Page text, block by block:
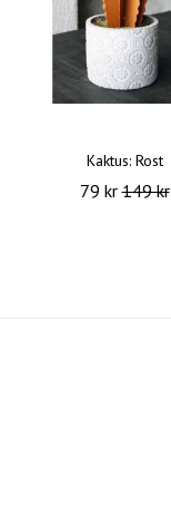
Kaktus: Rost
79 kr149 kr